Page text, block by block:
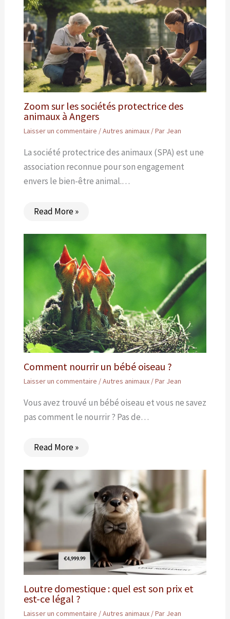
Zoom sur les sociétés protectrice des
animaux à Angers
Laisser un commentaire /Autres animaux/ Par Jean
La société protectrice des animaux (SPA) est une
association reconnue pour son engagement
envers le bien-être animal.…
Read More »
Comment nourrir un bébé oiseau ?
Laisser un commentaire /Autres animaux/ Par Jean
Vous avez trouvé un bébé oiseau et vous ne savez
pas comment le nourrir ? Pas de…
Read More »
Loutre domestique : quel est son prix et
est-ce légal ?
Laisser un commentaire /Autres animaux/ Par Jean